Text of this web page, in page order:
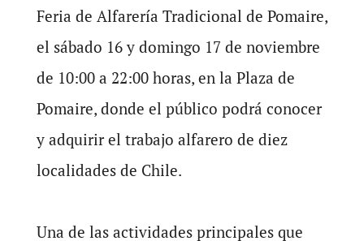
Feria de Alfarería Tradicional de Pomaire,
el sábado 16 y domingo 17 de noviembre
de 10:00 a 22:00 horas, en la Plaza de
Pomaire, donde el público podrá conocer
y adquirir el trabajo alfarero de diez
localidades de Chile.
Una de las actividades principales que